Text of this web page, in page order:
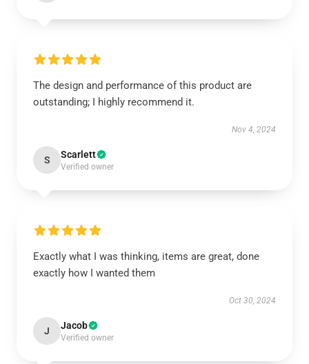
The design and performance of this product are
outstanding; I highly recommend it.
Nov 4, 2024
S Scarlett
Verified owner
Exactly what I was thinking, items are great, done
exactly how I wanted them
Oct 30, 2024
J Jacob
Verified owner